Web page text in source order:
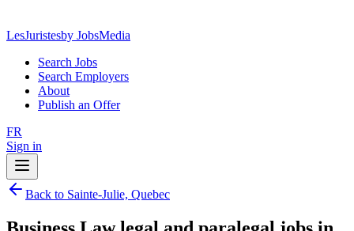
LesJuristesby JobsMedia
Search Jobs
Search Employers
About
Publish an Offer
FR
Sign in
Back to Sainte-Julie, Quebec